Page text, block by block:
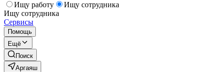
Ищу работу
Ищу сотрудника
Ищу сотрудника
Сервисы
Помощь
Ещё
Поиск
Аргаяш